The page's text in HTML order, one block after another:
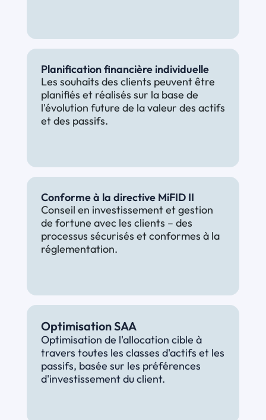
Planification financière individuelle
Les souhaits des clients peuvent être
planifiés et réalisés sur la base de
l'évolution future de la valeur des actifs
et des passifs.
Conforme à la directive MiFID II
Conseil en investissement et gestion
de fortune avec les clients – des
processus sécurisés et conformes à la
réglementation.
Optimisation SAA
Optimisation de l'allocation cible à
travers toutes les classes d'actifs et les
passifs, basée sur les préférences
d'investissement du client.